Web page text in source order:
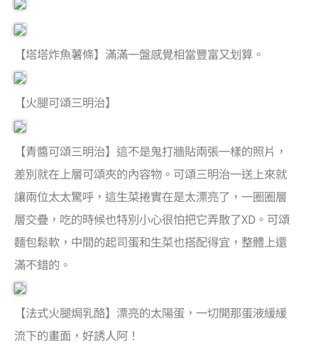
【塔塔炸魚薯條】滿滿一盤感覺相當豐富又划算。
【火腿可頌三明治】
【青醬可頌三明治】這不是鬼打牆貼兩張一樣的照片，
差別就在上層可頌夾的內容物。可頌三明治一送上來就
讓兩位太太驚呼，這生菜捲實在是太漂亮了，一圈圈層
層交疊，吃的時候也特別小心很怕把它弄散了XD。可頌
麵包鬆軟，中間的起司蛋和生菜也搭配得宜，整體上還
滿不錯的。
【法式火腿焗乳酪】漂亮的太陽蛋，一切開那蛋液緩緩
流下的畫面，好誘人阿！